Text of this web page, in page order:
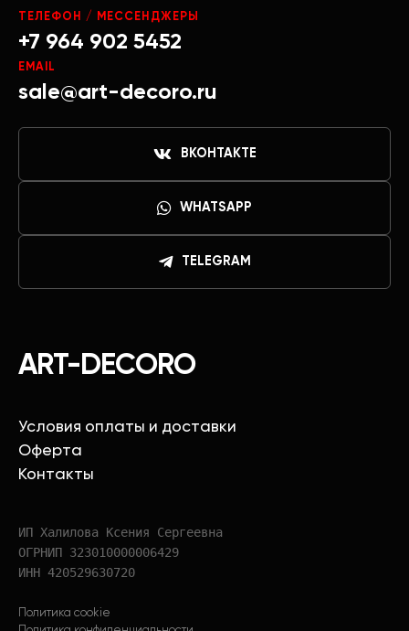
ART-DECORO
Условия оплаты и доставки
Оферта
Контакты
ИП Халилова Ксения Сергеевна
ОГРНИП 323010000006429
ИНН 420529630720
Политика cookie
ТЕЛЕФОН / МЕССЕНДЖЕРЫ
+7 964 902 5452
EMAIL
sale@art-decoro.ru
ВКОНТАКТЕ
WHATSAPP
TELEGRAM